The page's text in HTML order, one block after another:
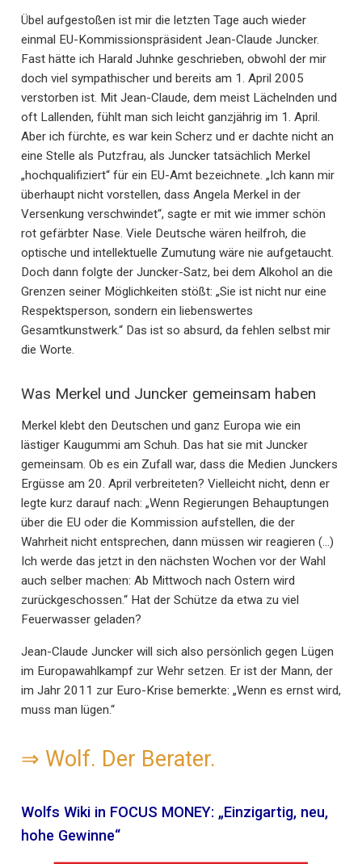
Übel aufgestoßen ist mir die letzten Tage auch wieder
einmal EU-Kommissionspräsident Jean-Claude Juncker.
Fast hätte ich Harald Juhnke geschrieben, obwohl der mir
doch viel sympathischer und bereits am 1. April 2005
verstorben ist. Mit Jean-Claude, dem meist Lächelnden und
oft Lallenden, fühlt man sich leicht ganzjährig im 1. April.
Aber ich fürchte, es war kein Scherz und er dachte nicht an
eine Stelle als Putzfrau, als Juncker tatsächlich Merkel
„hochqualifiziert“ für ein EU-Amt bezeichnete. „Ich kann mir
überhaupt nicht vorstellen, dass Angela Merkel in der
Versenkung verschwindet“, sagte er mit wie immer schön
rot gefärbter Nase. Viele Deutsche wären heilfroh, die
optische und intellektuelle Zumutung wäre nie aufgetaucht.
Doch dann folgte der Juncker-Satz, bei dem Alkohol an die
Grenzen seiner Möglichkeiten stößt: „Sie ist nicht nur eine
Respektsperson, sondern ein liebenswertes
Gesamtkunstwerk.“ Das ist so absurd, da fehlen selbst mir
die Worte.
Was Merkel und Juncker gemeinsam haben
Merkel klebt den Deutschen und ganz Europa wie ein
lästiger Kaugummi am Schuh. Das hat sie mit Juncker
gemeinsam. Ob es ein Zufall war, dass die Medien Junckers
Ergüsse am 20. April verbreiteten? Vielleicht nicht, denn er
legte kurz darauf nach: „Wenn Regierungen Behauptungen
über die EU oder die Kommission aufstellen, die der
Wahrheit nicht entsprechen, dann müssen wir reagieren (…)
Ich werde das jetzt in den nächsten Wochen vor der Wahl
auch selber machen: Ab Mittwoch nach Ostern wird
zurückgeschossen.“ Hat der Schütze da etwa zu viel
Feuerwasser geladen?
Jean-Claude Juncker will sich also persönlich gegen Lügen
im Europawahlkampf zur Wehr setzen. Er ist der Mann, der
im Jahr 2011 zur Euro-Krise bemerkte: „Wenn es ernst wird,
muss man lügen.“
⇒ Wolf. Der Berater.
Wolfs Wiki in FOCUS MONEY: „Einzigartig, neu,
hohe Gewinne“